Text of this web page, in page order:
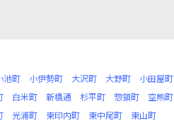
池町 小伊勢町 大沢町 大野町
小田屋町
白米町 新橋通 杉平町 惣領町
空熊町
光浦町 東印内町 東中尾町
東山町